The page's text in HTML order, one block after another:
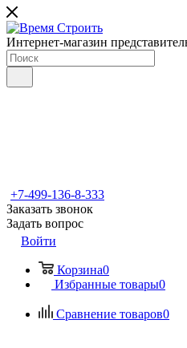
Интернет-магазин
+7-499-136-8-333
Заказать звонок
Задать вопрос
Войти
Корзина0
Избранные товары0
Сравнение товаров0